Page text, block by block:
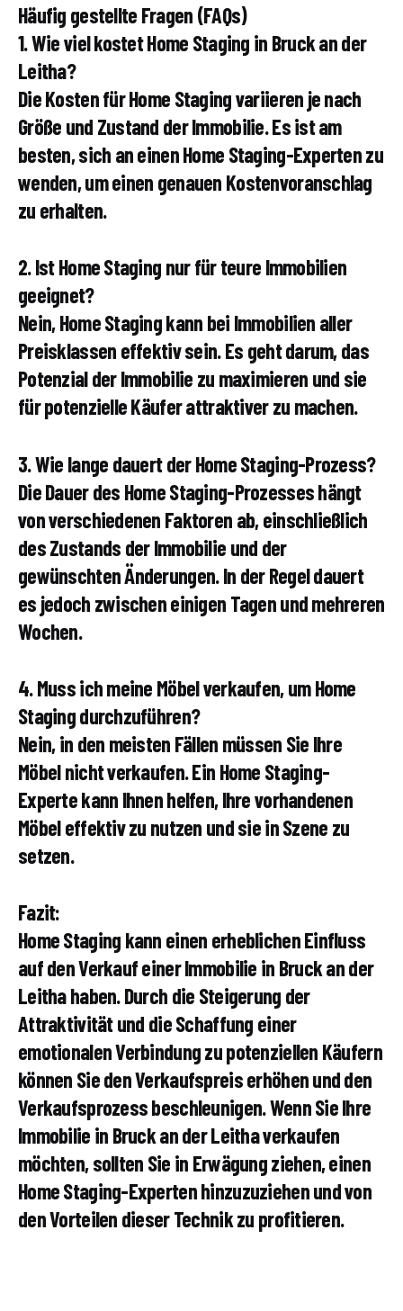
Häufig gestellte Fragen (FAQs)
1. Wie viel kostet Home Staging in Bruck an der
Leitha?
Die Kosten für Home Staging variieren je nach
Größe und Zustand der Immobilie. Es ist am
besten, sich an einen Home Staging-Experten zu
wenden, um einen genauen Kostenvoranschlag
zu erhalten.
2. Ist Home Staging nur für teure Immobilien
geeignet?
Nein, Home Staging kann bei Immobilien aller
Preisklassen effektiv sein. Es geht darum, das
Potenzial der Immobilie zu maximieren und sie
für potenzielle Käufer attraktiver zu machen.
3. Wie lange dauert der Home Staging-Prozess?
Die Dauer des Home Staging-Prozesses hängt
von verschiedenen Faktoren ab, einschließlich
des Zustands der Immobilie und der
gewünschten Änderungen. In der Regel dauert
es jedoch zwischen einigen Tagen und mehreren
Wochen.
4. Muss ich meine Möbel verkaufen, um Home
Staging durchzuführen?
Nein, in den meisten Fällen müssen Sie Ihre
Möbel nicht verkaufen. Ein Home Staging-
Experte kann Ihnen helfen, Ihre vorhandenen
Möbel effektiv zu nutzen und sie in Szene zu
setzen.
Fazit:
Home Staging kann einen erheblichen Einfluss
auf den Verkauf einer Immobilie in Bruck an der
Leitha haben. Durch die Steigerung der
Attraktivität und die Schaffung einer
emotionalen Verbindung zu potenziellen Käufern
können Sie den Verkaufspreis erhöhen und den
Verkaufsprozess beschleunigen. Wenn Sie Ihre
Immobilie in Bruck an der Leitha verkaufen
möchten, sollten Sie in Erwägung ziehen, einen
Home Staging-Experten hinzuzuziehen und von
den Vorteilen dieser Technik zu profitieren.